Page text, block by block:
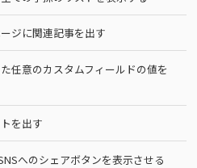
ジに関連記事を出す
任意のカスタムフィールドの値を
を出す
へのシェアボタンを表示させる